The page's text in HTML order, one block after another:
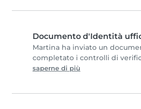
Documento d'Identità
Martina ha inviato un
completato i controlli di
saperne di più